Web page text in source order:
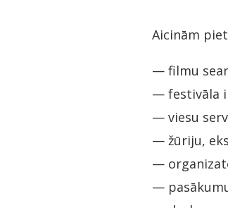
Aicinām
— filmu
— festivāla
— viesu
— žūriju,
—
—